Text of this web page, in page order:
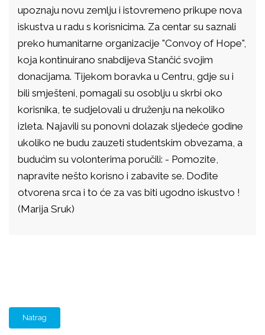
upoznaju novu zemlju i istovremeno prikupe nova
iskustva u radu s korisnicima. Za centar su saznali
preko humanitarne organizacije "Convoy of Hope",
koja kontinuirano snabdijeva Stančić svojim
donacijama. Tijekom boravka u Centru, gdje su i
bili smješteni, pomagali su osoblju u skrbi oko
korisnika, te sudjelovali u druženju na nekoliko
izleta. Najavili su ponovni dolazak sljedeće godine
ukoliko ne budu zauzeti studentskim obvezama, a
budućim su volonterima poručili: - Pomozite,
napravite nešto korisno i zabavite se. Dođite
otvorena srca i to će za vas biti ugodno iskustvo !
(Marija Sruk)
Natrag